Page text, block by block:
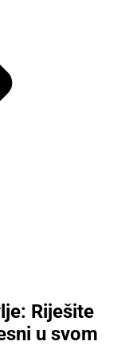
Riješite
u svom